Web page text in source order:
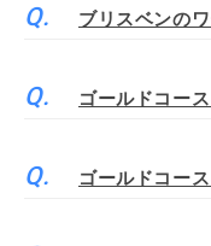
ブリスベンの
ゴールドコー
ゴールドコー